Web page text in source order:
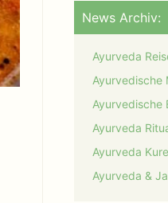
News Archiv:
Ayurveda
Ayurvedische
Ayurvedische
Ayurveda
Ayurveda
Ayurveda &